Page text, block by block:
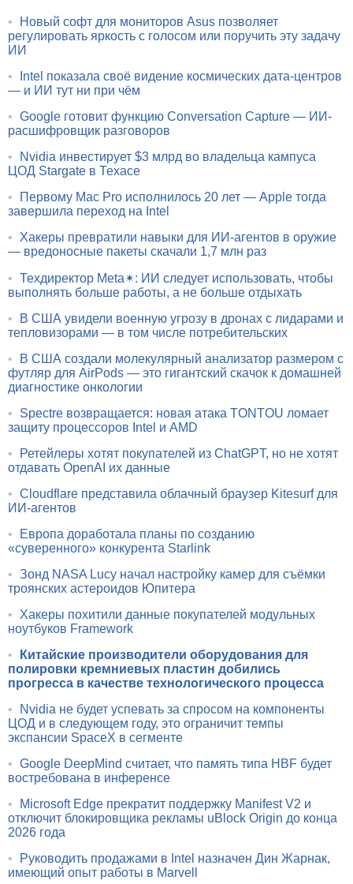
•
Новый софт для мониторов Asus позволяет
регулировать яркость с голосом или поручить эту задачу
ИИ
•
Intel показала своё видение космических дата-центров
— и ИИ тут ни при чём
• Google готовит функцию Conversation Capture — ИИ-
расшифровщик разговоров
•
Nvidia инвестирует $3 млрд во владельца кампуса
ЦОД Stargate в Техасе
•
Первому Mac Pro исполнилось 20 лет — Apple тогда
завершила переход на Intel
•
Хакеры превратили навыки для ИИ-агентов в оружие
— вредоносные пакеты скачали 1,7 млн раз
• Техдиректор Meta✴: ИИ следует использовать, чтобы
выполнять больше работы, а не больше отдыхать
•
В США увидели военную угрозу в дронах с лидарами и
тепловизорами — в том числе потребительских
•
В США создали молекулярный анализатор размером с
футляр для AirPods — это гигантский скачок к домашней
диагностике онкологии
•
Spectre возвращается: новая атака TONTOU ломает
защиту процессоров Intel и AMD
•
Ретейлеры хотят покупателей из ChatGPT, но не хотят
отдавать OpenAI их данные
• Cloudflare представила облачный браузер Kitesurf для
ИИ-агентов
•
Европа доработала планы по созданию
«суверенного» конкурента Starlink
• Зонд NASA Lucy начал настройку камер для съёмки
троянских астероидов Юпитера
•
Хакеры похитили данные покупателей модульных
ноутбуков Framework
•
Китайские производители оборудования для
полировки кремниевых пластин добились
прогресса в качестве технологического процесса
•
Nvidia не будет успевать за спросом на компоненты
ЦОД и в следующем году, это ограничит темпы
экспансии SpaceX в сегменте
• Google DeepMind считает, что память типа HBF будет
востребована в инференсе
•
Microsoft Edge прекратит поддержку Manifest V2 и
отключит блокировщика рекламы uBlock Origin до конца
2026 года
•
Руководить продажами в Intel назначен Дин Жарнак,
имеющий опыт работы в Marvell